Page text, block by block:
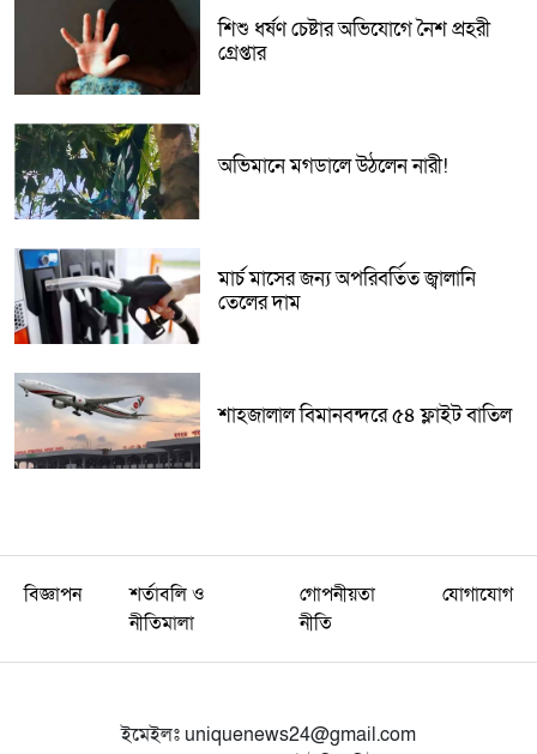
শিশু ধর্ষণ চেষ্টার অভিযোগে নৈশ প্রহরী
গ্রেপ্তার
অভিমানে মগডালে উঠলেন নারী!
মার্চ মাসের জন্য অপরিবর্তিত জ্বালানি
তেলের দাম
শাহজালাল বিমানবন্দরে ৫৪ ফ্লাইট বাতিল
বিজ্ঞাপন
শর্তাবলি ও
নীতিমালা
গোপনীয়তা
নীতি
যোগাযোগ
ইমেইলঃ uniquenews24@gmail.com